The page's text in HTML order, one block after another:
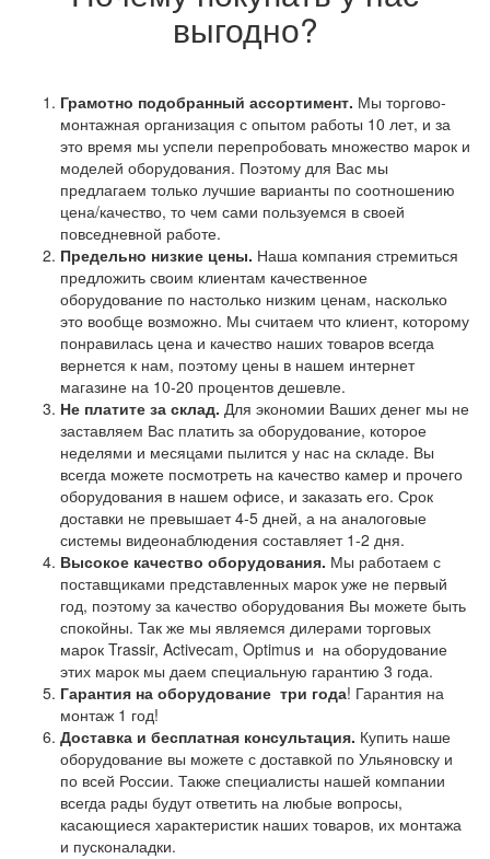
выгодно?
Грамотно подобранный ассортимент. Мы торгово-
монтажная организация с опытом работы 10 лет, и за
это время мы успели перепробовать множество марок и
моделей оборудования. Поэтому для Вас мы
предлагаем только лучшие варианты по соотношению
цена/качество, то чем сами пользуемся в своей
повседневной работе.
Предельно низкие цены. Наша компания стремиться
предложить своим клиентам качественное
оборудование по настолько низким ценам, насколько
это вообще возможно. Мы считаем что клиент, которому
понравилась цена и качество наших товаров всегда
вернется к нам, поэтому цены в нашем интернет
магазине на 10-20 процентов дешевле.
Не платите за склад. Для экономии Ваших денег мы не
заставляем Вас платить за оборудование, которое
неделями и месяцами пылится у нас на складе. Вы
всегда можете посмотреть на качество камер и прочего
оборудования в нашем офисе, и заказать его. Срок
доставки не превышает 4-5 дней, а на аналоговые
системы видеонаблюдения составляет 1-2 дня.
Высокое качество оборудования. Мы работаем с
поставщиками представленных марок уже не первый
год, поэтому за качество оборудования Вы можете быть
спокойны. Так же мы являемся дилерами торговых
марок Trassir, Activecam, Optimus и на оборудование
этих марок мы даем специальную гарантию 3 года.
Гарантия на оборудование три года! Гарантия на
монтаж 1 год!
Доставка и бесплатная консультация. Купить наше
оборудование вы можете с доставкой по Ульяновску и
по всей России. Также специалисты нашей компании
всегда рады будут ответить на любые вопросы,
касающиеся характеристик наших товаров, их монтажа
и пусконаладки.